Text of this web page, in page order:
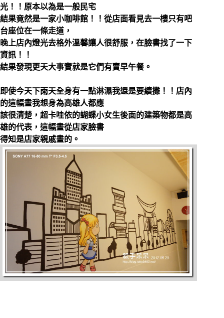
光！！原本以為是一般民宅
結果竟然是一家小咖啡館！！從店面看見去一樓只有吧
台座位在一條走道，
晚上店內燈光去格外溫馨讓人很舒服，在臉書找了一下
資訊！！
結果發現更天大事實就是它們有賣早午餐。
即使今天下雨天全身有一點淋濕我還是要續攤！！店內
的這幅畫我想身為高雄人都應
該很清楚，超卡哇依的蝴蝶小女生後面的建築物都是高
雄的代表，這幅畫從店家臉書
得知是店家親戚畫的。